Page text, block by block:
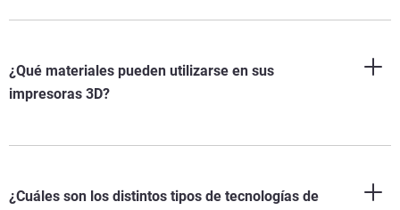
¿Qué materiales pueden utilizarse en sus
impresoras 3D?
¿Cuáles son los distintos tipos de tecnologías de